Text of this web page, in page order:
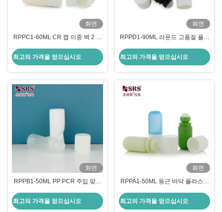
화면
RPPC1-60ML CR 캡 이중 벽 2 온
마사지 젤
최고의 가격을 얻으십시오
화면
RPPD1-90ML 라운드 고품질 플라
용) CRC 어린이 안전 캡
최고의 가격을 얻으십시오
화면
RPPB1-50ML PP PCR 주입 맞춤
젤 병 도매 누출 방지 롤러 병 CRC
포함
최고의 가격을 얻으십시오
화면
RPPA1-50ML 둥근 바닥 플라스틱
포장 CRC용
최고의 가격을 얻으십시오